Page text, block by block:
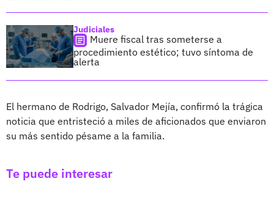
Judiciales
Muere fiscal tras someterse a
procedimiento estético; tuvo síntoma de
alerta
El hermano de Rodrigo, Salvador Mejía, confirmó la trágica
noticia que entristeció a miles de aficionados que enviaron
su más sentido pésame a la familia.
Te puede interesar